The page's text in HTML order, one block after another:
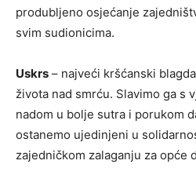
produbljeno osjećanje
svim sudionicima.
Uskrs – najveći kršćanski
života nad smrću. Slavimo ga s
nadom u bolje sutra i porukom
ostanemo ujedinjeni u
zajedničkom zalaganju za opće